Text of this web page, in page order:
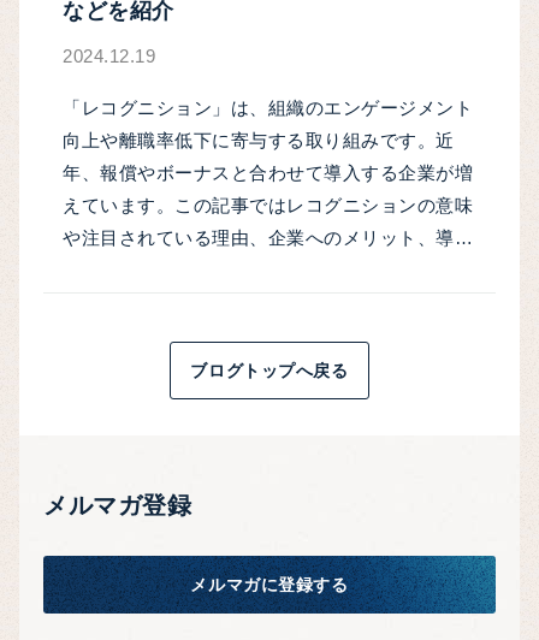
などを紹介
2024.12.19
「レコグニション」は、組織のエンゲージメント
向上や離職率低下に寄与する取り組みです。近
年、​​報償やボーナスと合わせて導入する企業が増
えています。この記事ではレコグニションの意味
や注目されている理由、企業へのメリット、導…
ブログトップへ戻る
メルマガ登録
メルマガに登録する